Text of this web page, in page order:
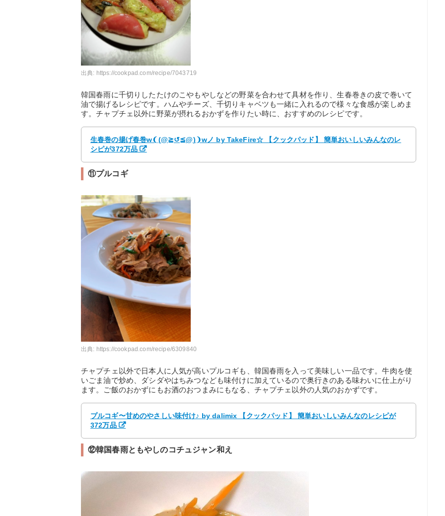
出典: https://cookpad.com/recipe/7043719
韓国春雨に千切りしたたけのこやもやしなどの野菜を合わせて具材を作り、生春巻きの皮で巻いて
油で揚げるレシピです。ハムやチーズ、千切りキャベツも一緒に入れるので様々な食感が楽しめま
す。チャプチェ以外に野菜が摂れるおかずを作りたい時に、おすすめのレシピです。
生春巻の揚げ春巻w❨(@≧↺≦@)❩wノ by TakeFire☆ 【クックパッド】 簡単おいしいみんなのレ
シピが372万品
⑪プルコギ
出典: https://cookpad.com/recipe/6309840
チャプチェ以外で日本人に人気が高いプルコギも、韓国春雨を入って美味しい一品です。牛肉を使
いごま油で炒め、ダシダやはちみつなども味付けに加えているので奥行きのある味わいに仕上がり
ます。ご飯のおかずにもお酒のおつまみにもなる、チャプチェ以外の人気のおかずです。
プルコギ〜甘めのやさしい味付け♪ by dalimix 【クックパッド】 簡単おいしいみんなのレシピが
372万品
⑫韓国春雨ともやしのコチュジャン和え